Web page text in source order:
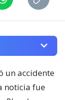
un accidente
noticia fue